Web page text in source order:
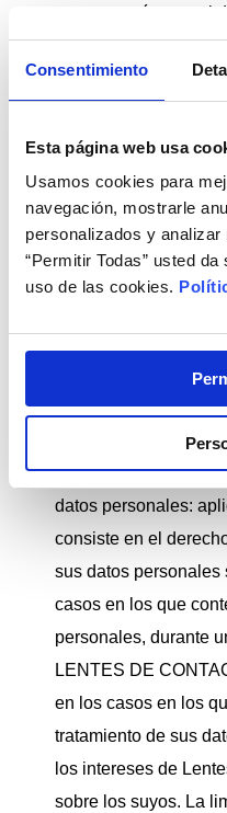
Consentimiento
Esta página web usa
Usamos cookies para
navegación, mostrarle
personalizados y
“Permitir Todas” usted
uso de las cookies.
exactos, así como el
que no se
completados.
ser olvidado”): en
derecho a requerir la
personales. Este
casos previstos en el
casos en los que
tratamiento sea
ejercicio o defensa
Derecho a solicitar la
datos personales:
consiste en el
sus datos
casos en los que
personales, durante
LENTES DE
en los casos en los
tratamiento de sus
los intereses de
sobre los suyos. La